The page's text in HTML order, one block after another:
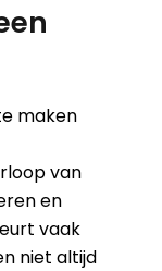
maken
van
en
vaak
niet altijd